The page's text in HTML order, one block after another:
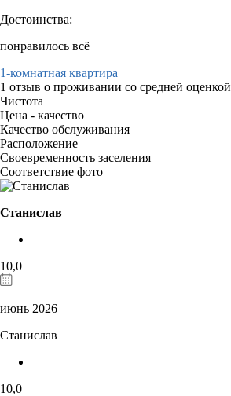
Достоинства:
понравилось всё
1-комнатная квартира
1 отзыв о проживании со средней оценкой
Чистота
Цена - качество
Качество обслуживания
Расположение
Своевременность заселения
Соответствие фото
Станислав
10,0
июнь 2026
Станислав
10,0